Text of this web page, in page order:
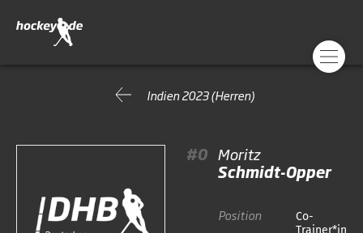
Indien 2023 (Herren)
#0 Moritz
Schmidt-Opper
Position
Co-
Trainer*in